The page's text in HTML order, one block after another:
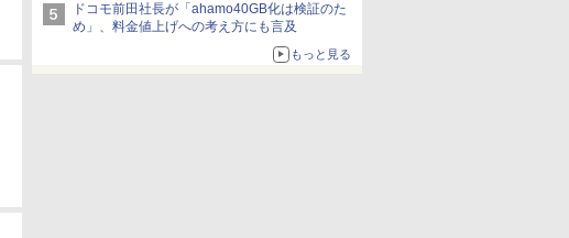
ドコモ前田社長が「ahamo40GB化は検証のた
め」、料金値上げへの考え方にも言及
もっと見る